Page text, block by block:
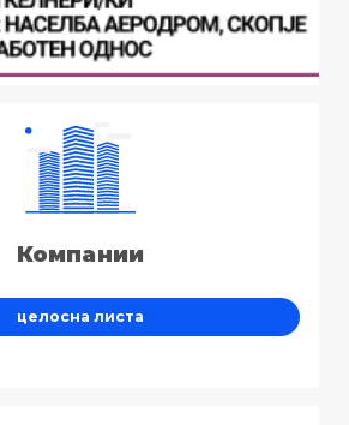
Компании
целосна листа